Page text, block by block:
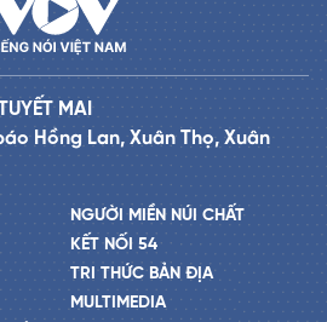
MAI
Hồng Lan, Xuân Thọ, Xuân
NGƯỜI MIỀN NÚI CHẤT
KẾT NỐI 54
TRI THỨC BẢN ĐỊA
MULTIMEDIA